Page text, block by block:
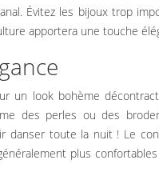
Évitez les bijoux trop
apportera une touche
un look bohème
des perles ou des
danser toute la nuit ! Le
plus